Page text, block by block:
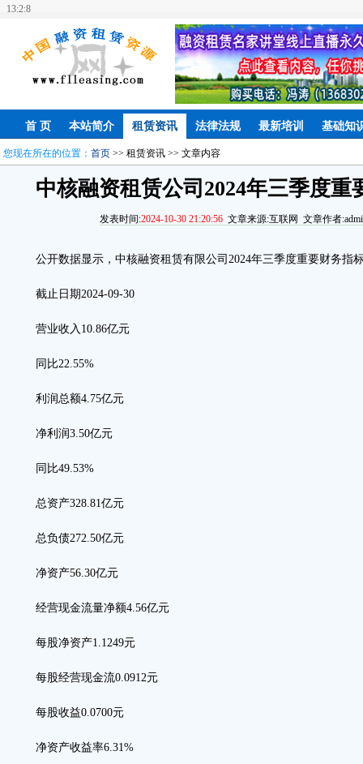
13:2:8
首 页 本站简介 租赁资讯 法律法规 最新培训 基础知
您现在所在的位置： 首页 >> 租赁资讯 >> 文章内容
中核融资租赁公司2024年三季度重
发表时间:2024-10-30 21:20:56 文章来源:互联网 文章作者
公开数据显示，中核融资租赁有限公司2024年三季度重要财务指
截止日期2024-09-30
营业收入10.86亿元
同比22.55%
利润总额4.75亿元
净利润3.50亿元
同比49.53%
总资产328.81亿元
总负债272.50亿元
净资产56.30亿元
经营现金流量净额4.56亿元
每股净资产1.1249元
每股经营现金流0.0912元
每股收益0.0700元
净资产收益率6.31%